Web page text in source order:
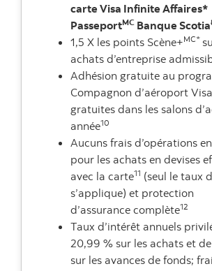
carte Visa Infinite Affaires*
PasseportMC Banque Scotia
1,5 X les points Scène+MC*
achats d’entreprise
Adhésion gratuite au
Compagnon d’aéroport
gratuites dans les salons
année10
Aucuns frais d’opérations
pour les achats en devises
avec la carte11 (seul le taux
s’applique) et protection
d’assurance complète12
Taux d’intérêt annuels
20,99 % sur les achats et
sur les avances de fonds;